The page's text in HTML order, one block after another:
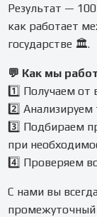
Результат —
как работает
государстве 🏛️.
💬 Как мы
1️⃣ Получаем от
2️⃣ Анализируем
3️⃣ Подбираем
при
4️⃣ Проверяем
С нами вы
промежуточный